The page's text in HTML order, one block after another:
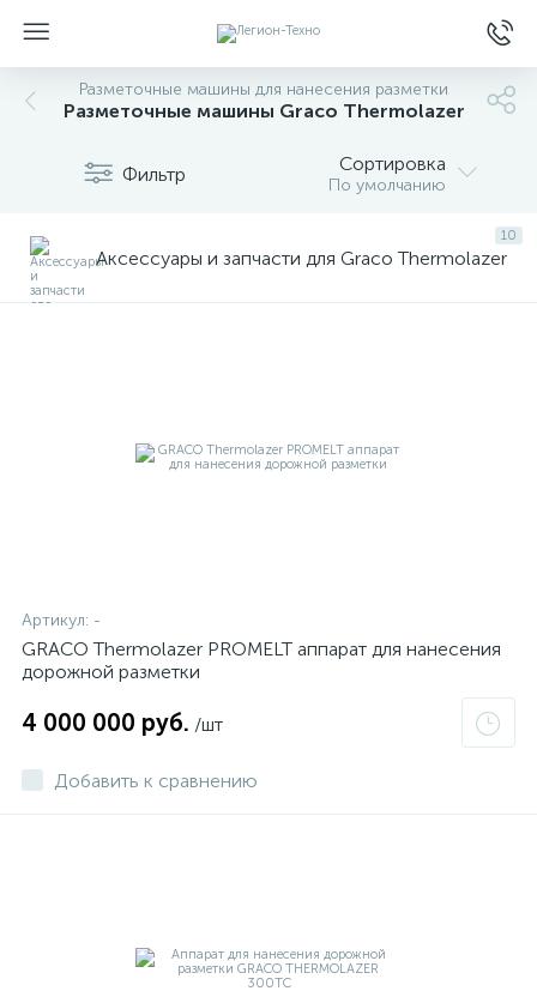
Разметочные машины для нанесения разметки
Разметочные машины Graco Thermolazer
Фильтр Сортировка
По умолчанию
10
Аксессуары и запчасти для Graco Thermolazer
Артикул: -
GRACO Thermolazer PROMELT аппарат для нанесения
дорожной разметки
4 000 000 руб. /шт
Добавить к сравнению